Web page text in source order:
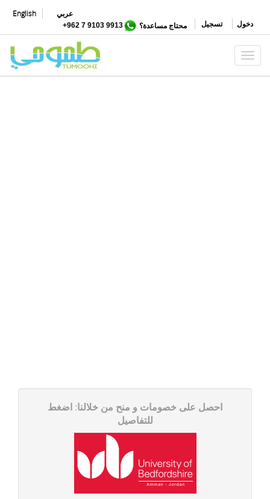
المحتوى
الرئيسي
English
عربي
تسجيل
دخول محتاج مساعدة؟ 9913 9103 7 962+
Toggle navigation
احصل على خصومات و منح من خلالنا: اضغط
للتفاصیل